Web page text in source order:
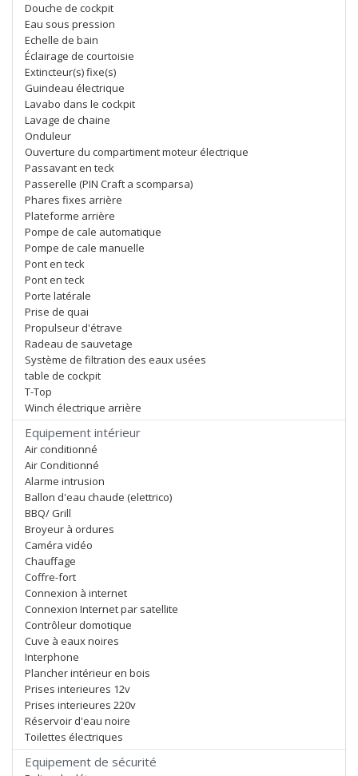
Douche de cockpit
Eau sous pression
Echelle de bain
Éclairage de courtoisie
Extincteur(s) fixe(s)
Guindeau électrique
Lavabo dans le cockpit
Lavage de chaine
Onduleur
Ouverture du compartiment moteur électrique
Passavant en teck
Passerelle (PIN Craft a scomparsa)
Phares fixes arrière
Plateforme arrière
Pompe de cale automatique
Pompe de cale manuelle
Pont en teck
Pont en teck
Porte latérale
Prise de quai
Propulseur d'étrave
Radeau de sauvetage
Système de filtration des eaux usées
table de cockpit
T-Top
Winch électrique arrière
Equipement intérieur
Air conditionné
Air Conditionné
Alarme intrusion
Ballon d'eau chaude (elettrico)
BBQ/ Grill
Broyeur à ordures
Caméra vidéo
Chauffage
Coffre-fort
Connexion à internet
Connexion Internet par satellite
Contrôleur domotique
Cuve à eaux noires
Interphone
Plancher intérieur en bois
Prises interieures 12v
Prises interieures 220v
Réservoir d'eau noire
Toilettes électriques
Equipement de sécurité